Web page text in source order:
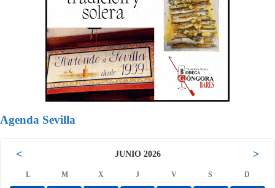
Agenda Sevilla
< JUNIO 2026 >
L M X J V S D